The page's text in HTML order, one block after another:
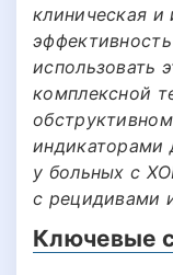
клиническая и
использовать
комплексной
индикаторами
у больных с
с рецидивами
Ключевые